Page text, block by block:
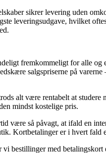
sikrer levering uden
leveringsudgave, hvilket
fremkommeligt for alle og
salgspriserne på
alt være rentabelt at studere
mindst kostelige pris.
være så påvagt, at ifald en
Kortbetalinger er i hvert fald
vi bestillinger med